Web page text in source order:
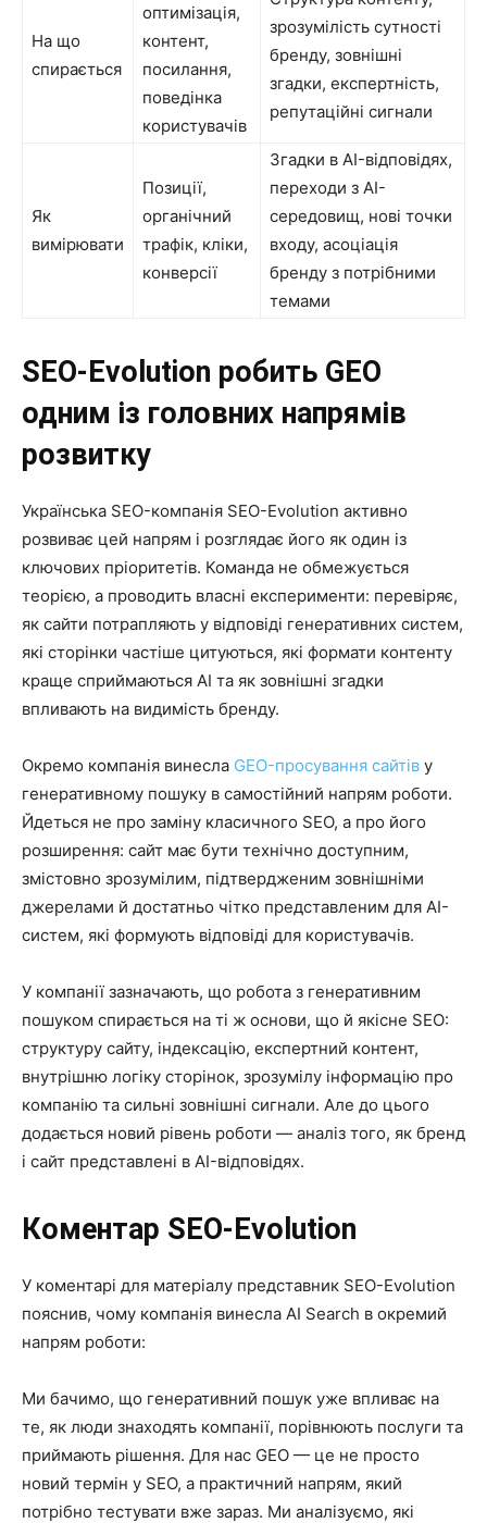
На що
спирається
оптимізація,
контент,
посилання,
поведінка
користувачів
зрозумілість сутності
бренду, зовнішні
згадки, експертність,
репутаційні сигнали
Як
вимірювати
Позиції,
органічний
трафік, кліки,
конверсії
Згадки в AI-відповідях,
переходи з AI-
середовищ, нові точки
входу, асоціація
бренду з потрібними
темами
SEO-Evolution робить GEO
одним із головних напрямів
розвитку
Українська SEO-компанія SEO-Evolution активно
розвиває цей напрям і розглядає його як один із
ключових пріоритетів. Команда не обмежується
теорією, а проводить власні експерименти: перевіряє,
як сайти потрапляють у відповіді генеративних систем,
які сторінки частіше цитуються, які формати контенту
краще сприймаються AI та як зовнішні згадки
впливають на видимість бренду.
Окремо компанія винесла GEO-просування сайтів у
генеративному пошуку в самостійний напрям роботи.
Йдеться не про заміну класичного SEO, а про його
розширення: сайт має бути технічно доступним,
змістовно зрозумілим, підтвердженим зовнішніми
джерелами й достатньо чітко представленим для AI-
систем, які формують відповіді для користувачів.
У компанії зазначають, що робота з генеративним
пошуком спирається на ті ж основи, що й якісне SEO:
структуру сайту, індексацію, експертний контент,
внутрішню логіку сторінок, зрозумілу інформацію про
компанію та сильні зовнішні сигнали. Але до цього
додається новий рівень роботи — аналіз того, як бренд
і сайт представлені в AI-відповідях.
Коментар SEO-Evolution
У коментарі для матеріалу представник SEO-Evolution
пояснив, чому компанія винесла AI Search в окремий
напрям роботи:
Ми бачимо, що генеративний пошук уже впливає на
те, як люди знаходять компанії, порівнюють послуги та
приймають рішення. Для нас GEO — це не просто
новий термін у SEO, а практичний напрям, який
потрібно тестувати вже зараз. Ми аналізуємо, які